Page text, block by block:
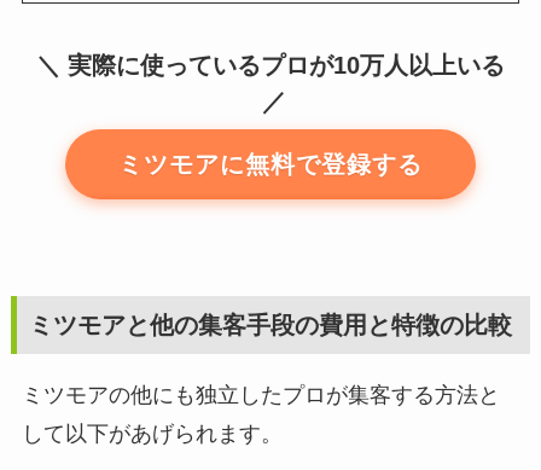
実際に使っているプロが10万人以上いる
ミツモアに無料で登録する
ミツモアと他の集客手段の費用と特徴の比較
ミツモアの他にも独立したプロが集客する方法と
して以下があげられます。